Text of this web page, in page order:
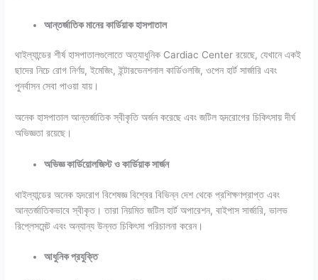
আন্তর্জাতিক মানের কার্ডিয়াক হাসপাতাল
থাইল্যান্ডের শীর্ষ হাসপাতালগুলোতে অত্যাধুনিক Cardiac Center রয়েছে, যেখানে একই
ছাদের নিচে রোগ নির্ণয়, ইমেজিং, ইন্টারভেনশনাল কার্ডিওলজি, ওপেন হার্ট সার্জারি এবং
পুনর্বাসন সেবা পাওয়া যায়।
অনেক হাসপাতাল আন্তর্জাতিক স্বীকৃতি অর্জন করেছে এবং জটিল হৃদরোগের চিকিৎসায় দীর্ঘ
অভিজ্ঞতা রয়েছে।
অভিজ্ঞ কার্ডিয়োলজিস্ট ও কার্ডিয়াক সার্জন
থাইল্যান্ডের অনেক হৃদরোগ বিশেষজ্ঞ বিশ্বের বিভিন্ন দেশ থেকে প্রশিক্ষণপ্রাপ্ত এবং
আন্তর্জাতিকভাবে স্বীকৃত। তারা নিয়মিত জটিল হার্ট অপারেশন, বাইপাস সার্জারি, ভালভ
রিপ্লেসমেন্ট এবং অন্যান্য উন্নত চিকিৎসা পরিচালনা করেন।
আধুনিক প্রযুক্তি